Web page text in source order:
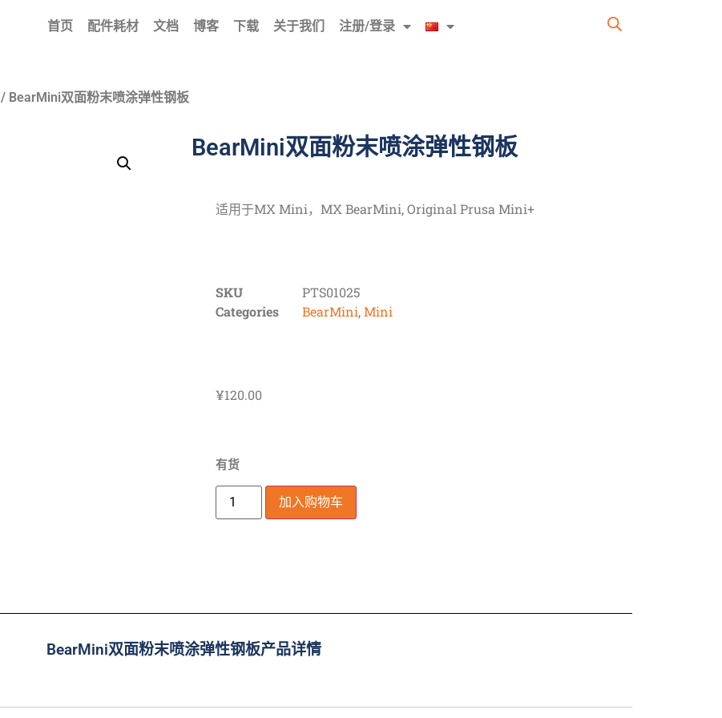
首页 配件耗材 文档 博客 下载 关于我们 注册/登录
/ BearMini双面粉末喷涂弹性钢板
BearMini双面粉末喷涂弹性钢板
适用于MX Mini，MX BearMini, Original Prusa Mini+
SKU
PTS01025
Categories
BearMini,Mini
¥120.00
有货
加入购物车
BearMini双面粉末喷涂弹性钢板产品详情